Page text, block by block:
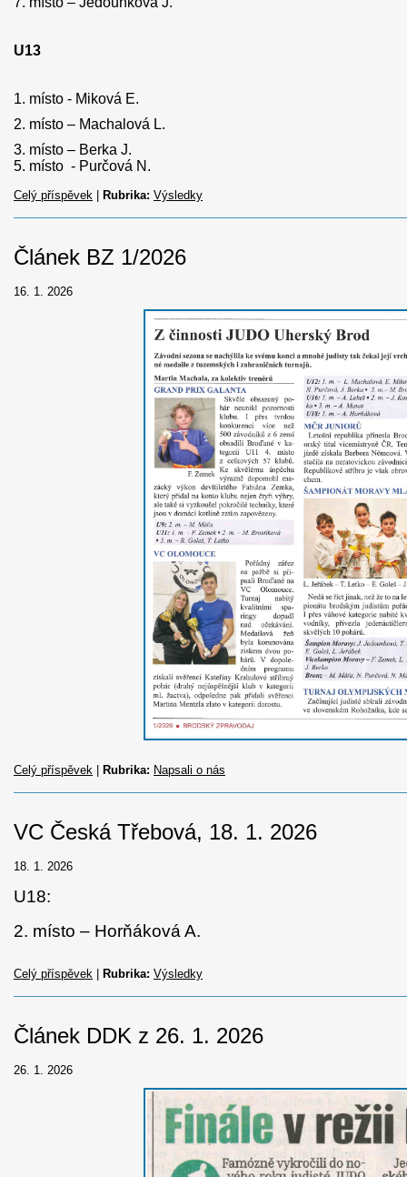
U13
1. místo - Miková E.
2. místo – Machalová L.
3. místo – Berka J.
5. místo - Purčová N.
Celý příspěvek Rubrika: Výsledky
Článek BZ 1/2026
16. 1. 2026
Celý příspěvek Rubrika: Napsali o nás
VC Česká Třebová, 18. 1. 2026
18. 1. 2026
U18:
2. místo – Horňáková A.
Celý příspěvek Rubrika: Výsledky
Článek DDK z 26. 1. 2026
26. 1. 2026